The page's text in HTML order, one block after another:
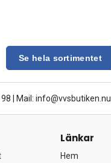
Se hela sortimentet
Mail: info@vvsbutiken.nu
Länkar
Hem